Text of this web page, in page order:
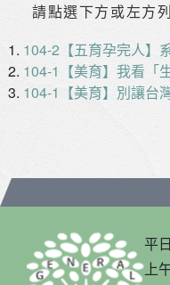
請點選下方或左方
104-2【五育孕完人】
104-1【美育】我看「
104-1【美育】別讓台
平
上